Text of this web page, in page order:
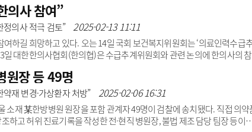
할 우수 인재를 발굴, 육성하겠다는 취지로 지난 2022년부터 운영돼 올해
신준식 박사는 한의학 세계화와 후학 양성에 기여하고자 사재를 출연해
..
의사 참여”
의사 적극 검토” 2025-02-13 11:11
하길 희망하고 있다. 오는 14일 국회 보건복지위원회는 ‘의료인력수급
일 대한한의사협회(한의협)은 수급추계위원회와 관련 논의에 한의사의
수요를 함께 고민해야 한다”고 말했다. 이어 “그럼에도 불구하고 의료인
되는 현재 상황에 우려를 표한다”고 덧붙였다. 수급추계위원회는 의사, 치
기 때문에, 한의사를 배..
원장 등 49명
약재 변경·가상환자 처방” 2025-02-06 16:31
소재 某한방병원 원장을 포함 관계자 49명이 검찰에 송치됐다. 직접 의약
하고 허위 진료기록을 작성한 전·현직 병원장, 불법 제조 담당 팀장 등이